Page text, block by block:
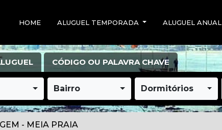
HOME ALUGUEL TEMPORADA ALUGUEL ANUAL
CÓDIGO OU PALAVRA CHAVE
Bairro Dormitórios
- MEIA PRAIA